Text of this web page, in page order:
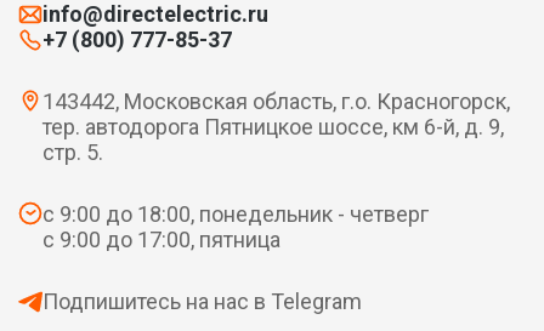
info@directelectric.ru
+7 (800) 777-85-37
143442, Московская область, г.о. Красногорск,
тер. автодорога Пятницкое шоссе, км 6-й, д. 9,
стр. 5.
с 9:00 до 18:00, понедельник - четверг
с 9:00 до 17:00, пятница
Подпишитесь на нас в Telegram